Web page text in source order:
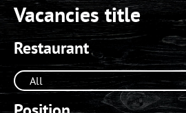
Vacancies title
Restaurant